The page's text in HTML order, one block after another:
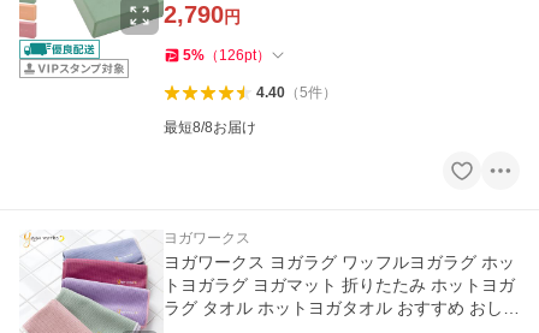
2,790円
5% （ 126pt）
4.40（5件）
最短8/8お届け
ヨガワークス
ヨガワークス ヨガラグ ワッフルヨガラグ ホッ
トヨガラグ ヨガマット 折りたたみ ホットヨガ
ラグ タオル ホットヨガタオル おすすめ おしゃ